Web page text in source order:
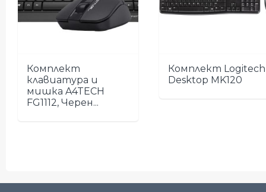
Комплект
клавиатура и
мишка A4TECH
FG1112, Черен...
Комплект Logitech
Desktop MK120